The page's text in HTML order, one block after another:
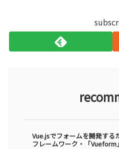
Vue.jsでフォームを開発する
フレームワーク・「Vueform」